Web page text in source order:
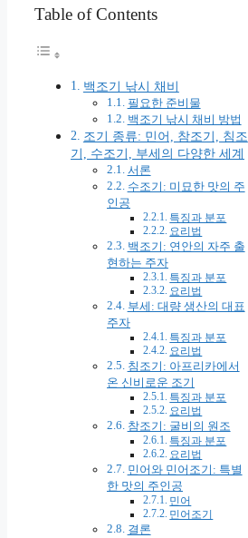
Table of Contents
백조기 낚시 채비
필요한 준비물
백조기 낚시 채비 방법
조기 종류: 민어, 참조기, 침조
기, 수조기, 부세의 다양한 세계
서론
수조기: 미묘한 맛의 주
인공
특징과 분포
요리법
백조기: 연안의 자주 출
현하는 주자
특징과 분포
요리법
부세: 대량 생산의 대표
주자
특징과 분포
요리법
침조기: 아프리카에서
온 신비로운 조기
특징과 분포
요리법
참조기: 굴비의 원조
특징과 분포
요리법
민어와 민어조기: 특별
한 맛의 주인공
민어
민어조기
결론